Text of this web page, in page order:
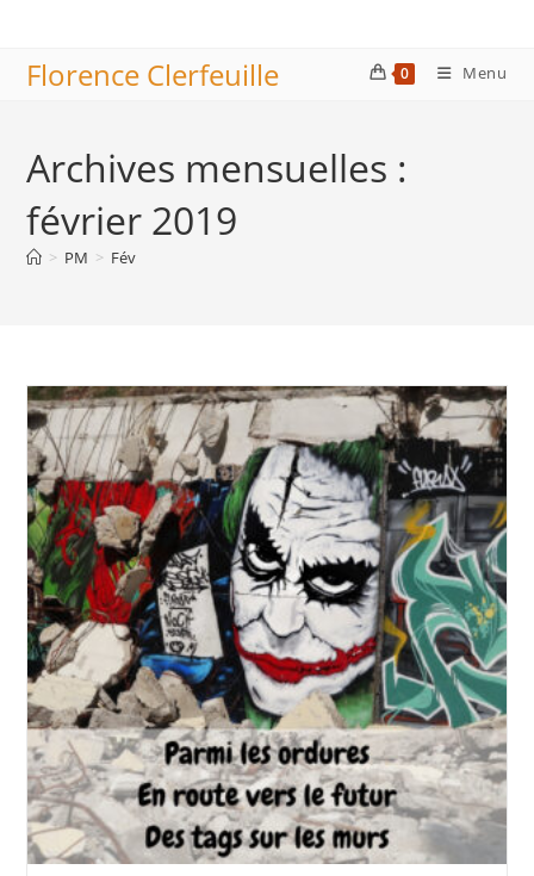
contentFlorence Clerfeuille 0 Menu
Archives mensuelles :
février 2019
> PM > Fév